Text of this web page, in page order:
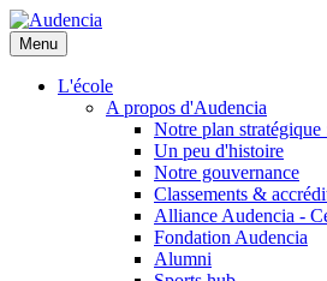
Aller
au
contenu
principal
Menu
L'école
A propos d'Audencia
Notre plan
Un peu d'histoire
Notre gouvernance
Classements &
Alliance Audencia -
Fondation Audencia
Alumni